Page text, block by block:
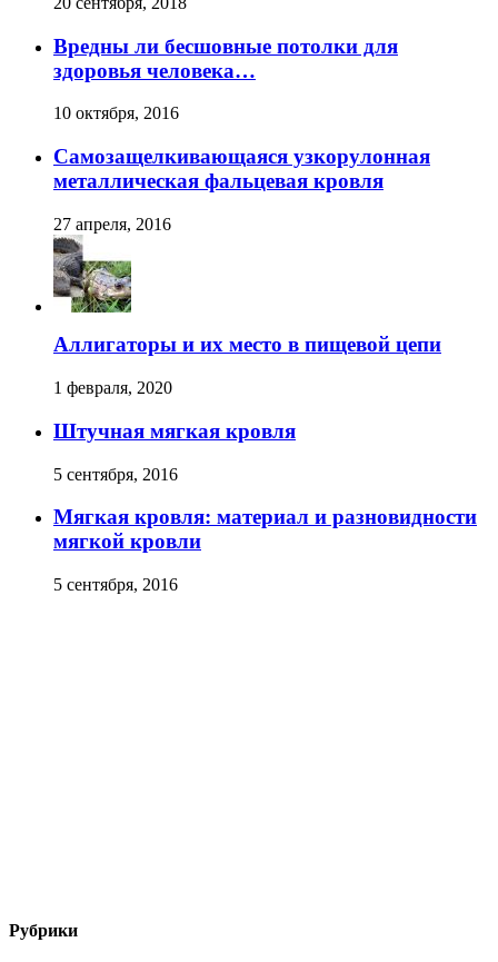
Вредны ли бесшовные потолки для
здоровья человека…
10 октября, 2016
Самозащелкивающаяся узкорулонная
металлическая фальцевая кровля
27 апреля, 2016
Аллигаторы и их место в пищевой цепи
1 февраля, 2020
Штучная мягкая кровля
5 сентября, 2016
Мягкая кровля: материал и разновидности
мягкой кровли
5 сентября, 2016
Рубрики